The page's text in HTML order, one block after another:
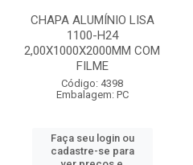
CHAPA ALUMÍNIO LISA
1100-H24
2,00X1000X2000MM COM
FILME
Código: 4398
Embalagem: PC
Faça seu login ou
cadastre-se para